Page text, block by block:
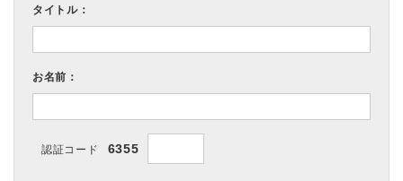
タイトル：
お名前：
認証コード 6355